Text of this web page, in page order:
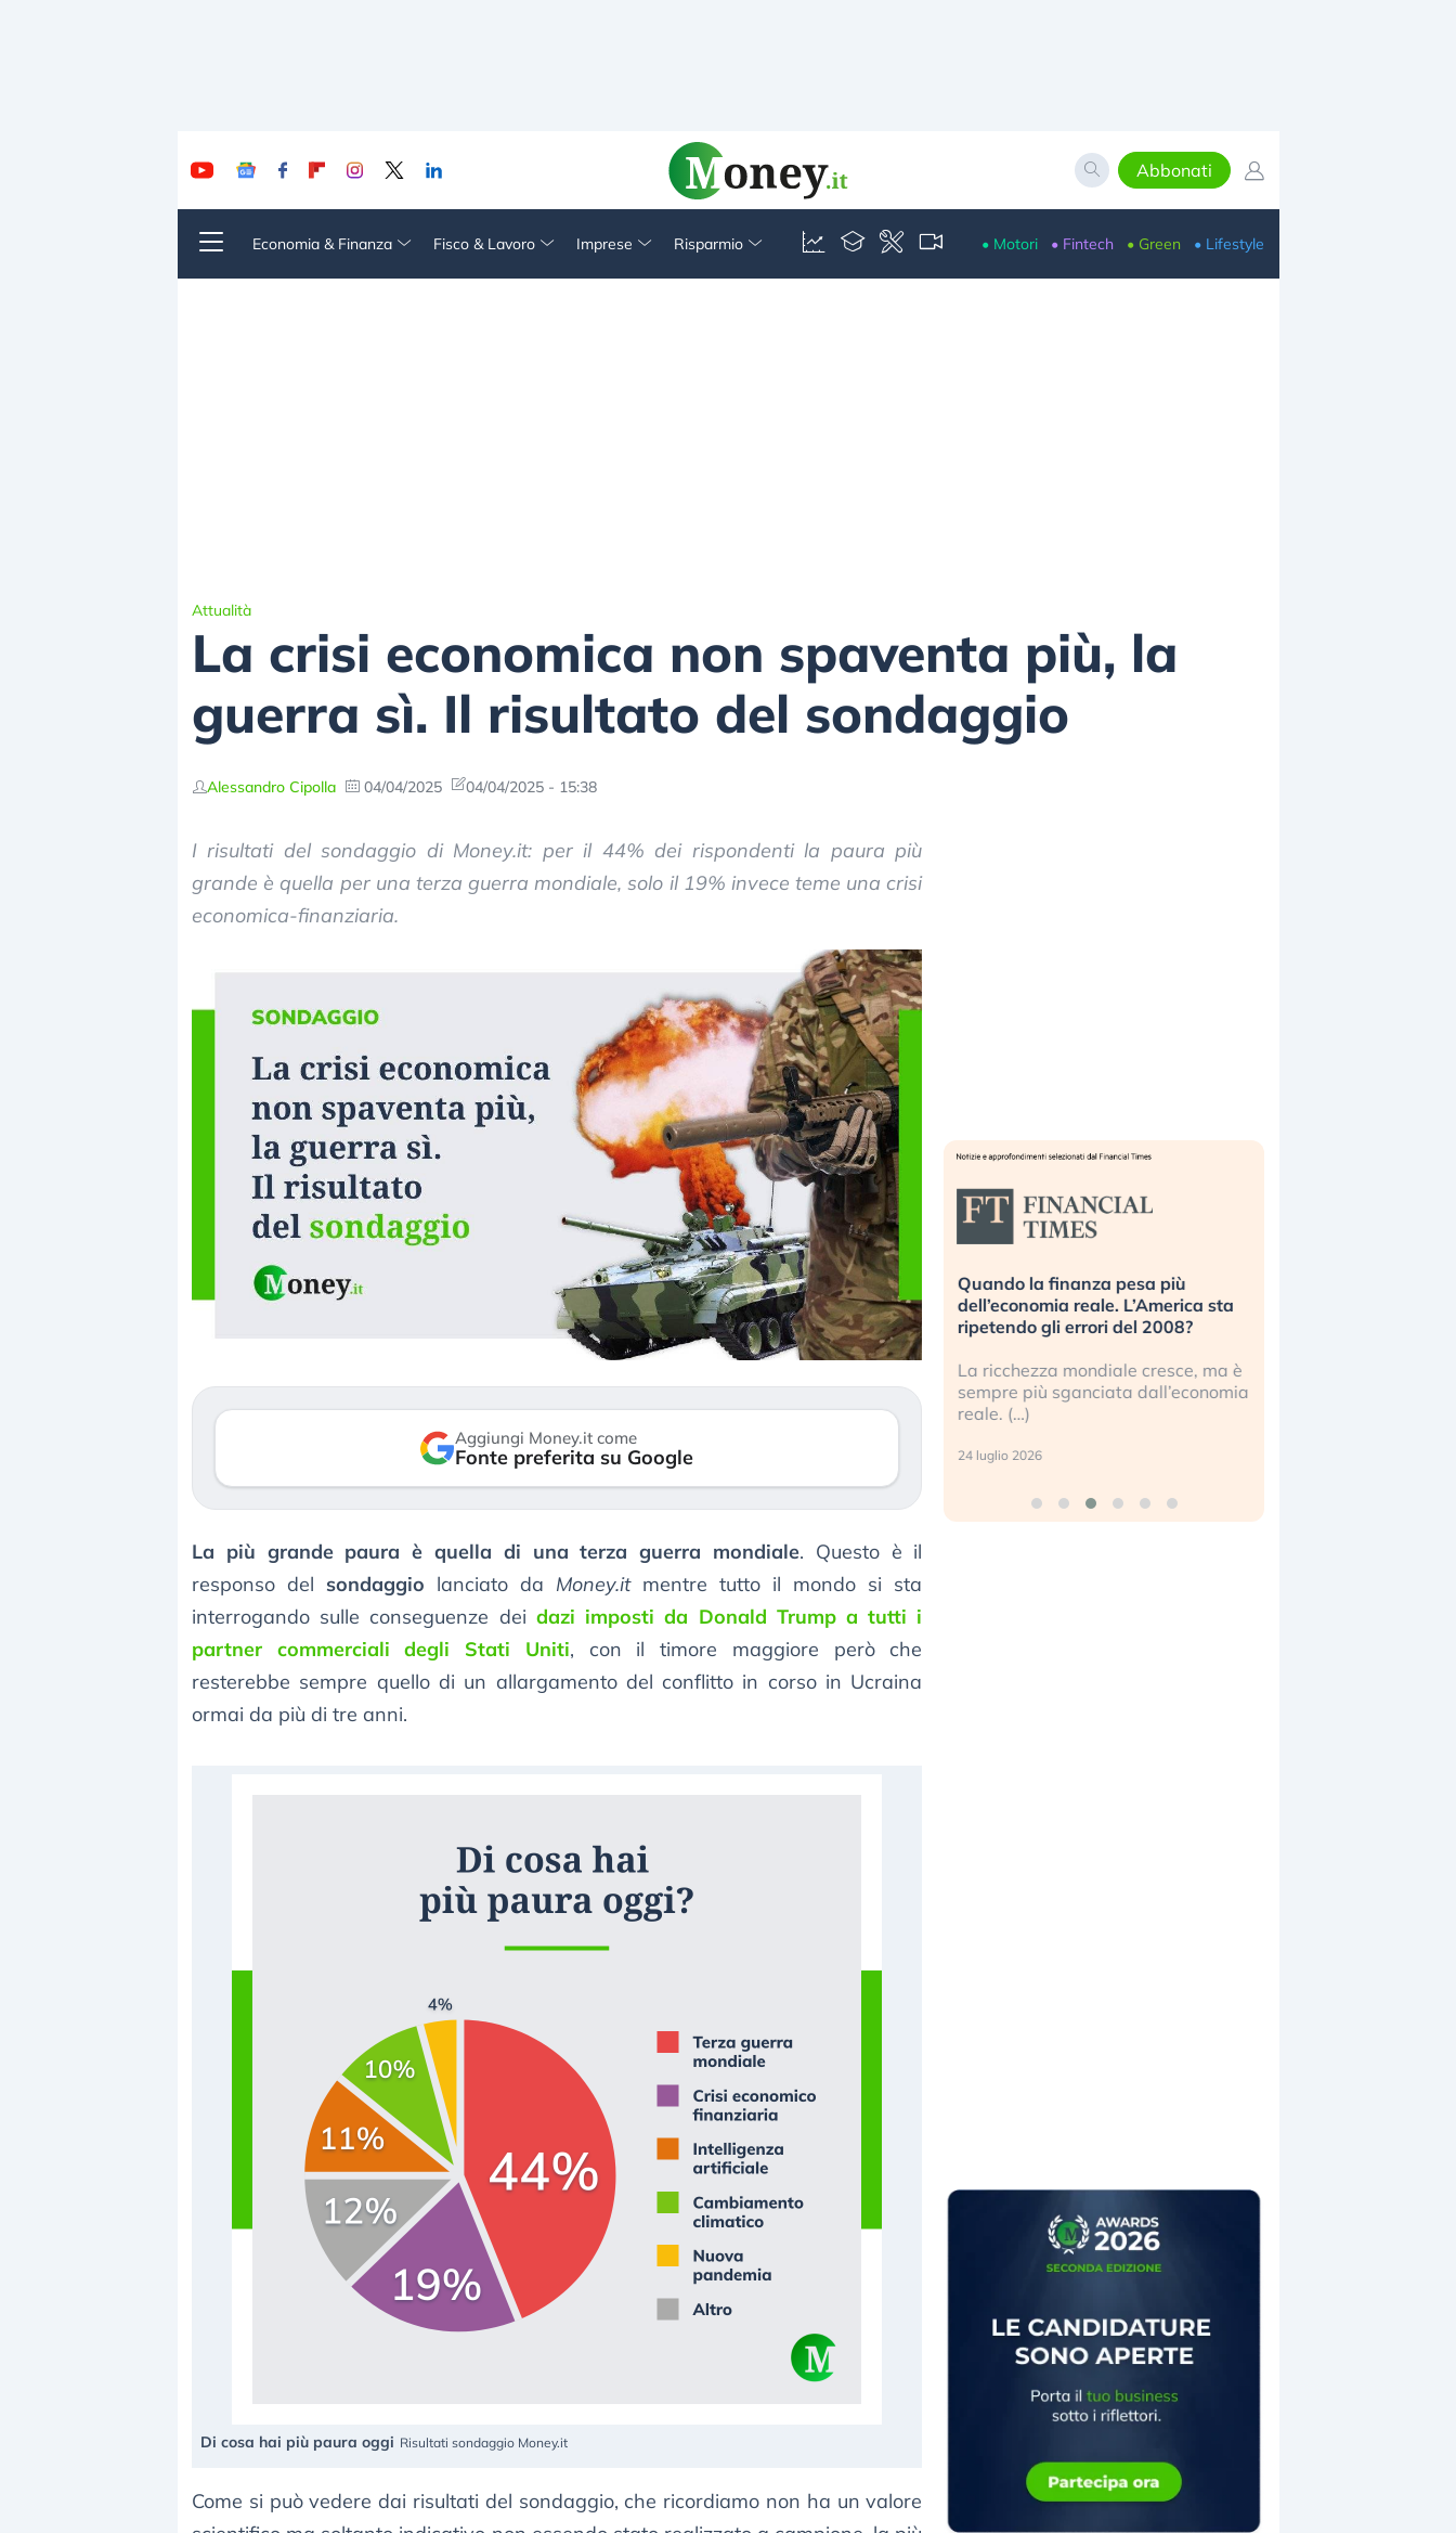
Abbonati
Economia & Finanza Fisco & Lavoro Imprese Risparmio • Motori • Fintech • Green • Lifestyle
Attualità
La crisi economica non spaventa più, la
guerra sì. Il risultato del sondaggio
Alessandro Cipolla 04/04/2025 04/04/2025 - 15:38
I risultati del sondaggio di Money.it: per il 44% dei rispondenti la paura più
grande è quella per una terza guerra mondiale, solo il 19% invece teme una crisi
economica-finanziaria.
Aggiungi Money.it come
Fonte preferita su Google
La più grande paura è quella di una terza guerra mondiale. Questo è il
responso del sondaggio lanciato da Money.itmentre tutto il mondo si sta
interrogando sulle conseguenze dei dazi imposti da Donald Trump a tutti i
partner commerciali degli Stati Uniti, con il timore maggiore però che
resterebbe sempre quello di un allargamento del conflitto in corso in Ucraina
ormai da più di tre anni.
Di cosa hai più paura oggi Risultati sondaggio Money.it
Come si può vedere dai risultati del sondaggio, che ricordiamo non ha un valore
Dalle valutazioni estreme alla
correzione. Cosa sta guidando il
mostrando segni di stanchezza
verso le (…)
«La mia vita è rovinata». Investitori
in preda al panico dopo lo scoppio
della bolla AI
Kospi, mentre gli investitori retail (…)
30 luglio 2026
Quando la finanza pesa più
dell’economia reale. L’America sta
ripetendo gli errori del 2008?
La ricchezza mondiale cresce, ma è
sempre più sganciata dall’economia
reale. (…)
24 luglio 2026